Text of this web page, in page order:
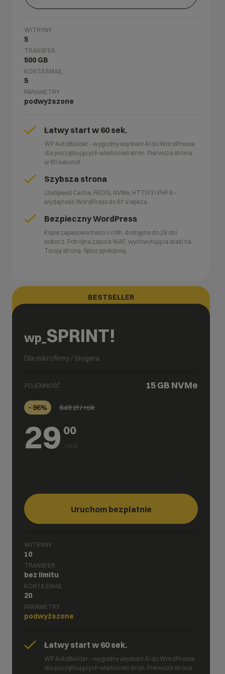
WITRYNY
5
TRANSFER
500 GB
KONTA EMAIL
5
PARAMETRY
podwyższone
Łatwy start w 60 sek.
WP AutoBuilder - wygodny asystent AI do WordPressa
dla początkujących właścicieli stron. Pierwsza strona
w 60 sekund!
Szybsza strona
LiteSpeed Cache, REDIS, NVMe, HTTP/3 i PHP 8 –
wydajność WordPress do 67 x lepsza.
Bezpieczny WordPress
Kopie zapasowe treści co 6h, dostępne do 28 dni
wstecz. Potrójna zapora WAF, wychwytująca ataki na
Twoją stronę. Śpisz spokojniej.
BESTSELLER
wp_ SPRINT!
Dla mikrofirmy / blogera
POJEMNOŚĆ 15 GB NVMe
– 96% 649zł / rok
29 00
/ ROK
Uruchom bezpłatnie
WITRYNY
10
TRANSFER
bez limitu
KONTA EMAIL
20
PARAMETRY
podwyższone
Łatwy start w 60 sek.
WP AutoBuilder - wygodny asystent AI do WordPressa
dla początkujących właścicieli stron. Pierwsza strona